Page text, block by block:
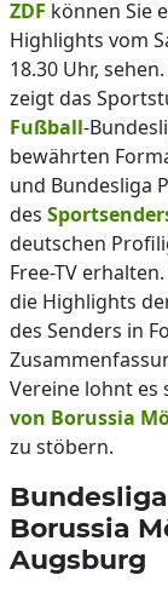
ZDF können Sie
Highlights vom
18.30 Uhr,
zeigt das
Fußball-
bewährten
und Bundesliga
des
deutschen
Free-TV
die Highlights
des Senders in
Vereine lohnt es
von Borussia
zu stöbern.
Borussia
Augsburg